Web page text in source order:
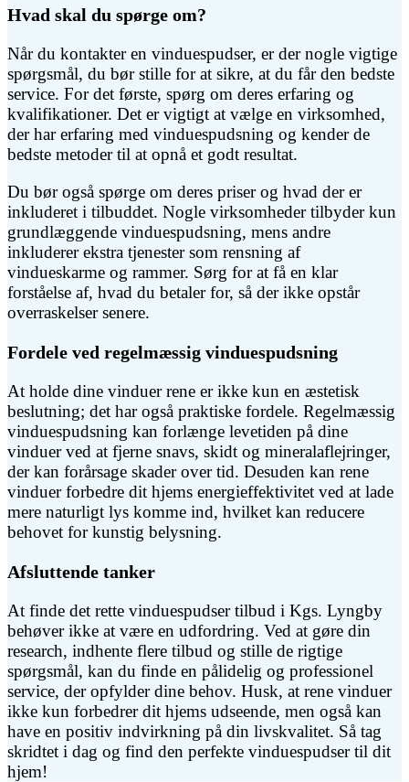
Hvad skal du spørge om?
Når du kontakter en vinduespudser, er der nogle vigtige
spørgsmål, du bør stille for at sikre, at du får den bedste
service. For det første, spørg om deres erfaring og
kvalifikationer. Det er vigtigt at vælge en virksomhed,
der har erfaring med vinduespudsning og kender de
bedste metoder til at opnå et godt resultat.
Du bør også spørge om deres priser og hvad der er
inkluderet i tilbuddet. Nogle virksomheder tilbyder kun
grundlæggende vinduespudsning, mens andre
inkluderer ekstra tjenester som rensning af
vindueskarme og rammer. Sørg for at få en klar
forståelse af, hvad du betaler for, så der ikke opstår
overraskelser senere.
Fordele ved regelmæssig vinduespudsning
At holde dine vinduer rene er ikke kun en æstetisk
beslutning; det har også praktiske fordele. Regelmæssig
vinduespudsning kan forlænge levetiden på dine
vinduer ved at fjerne snavs, skidt og mineralaflejringer,
der kan forårsage skader over tid. Desuden kan rene
vinduer forbedre dit hjems energieffektivitet ved at lade
mere naturligt lys komme ind, hvilket kan reducere
behovet for kunstig belysning.
Afsluttende tanker
At finde det rette vinduespudser tilbud i Kgs. Lyngby
behøver ikke at være en udfordring. Ved at gøre din
research, indhente flere tilbud og stille de rigtige
spørgsmål, kan du finde en pålidelig og professionel
service, der opfylder dine behov. Husk, at rene vinduer
ikke kun forbedrer dit hjems udseende, men også kan
have en positiv indvirkning på din livskvalitet. Så tag
skridtet i dag og find den perfekte vinduespudser til dit
hjem!